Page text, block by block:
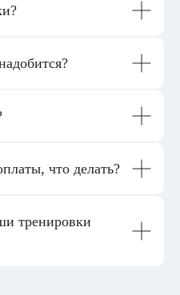
что делать?
тренировки